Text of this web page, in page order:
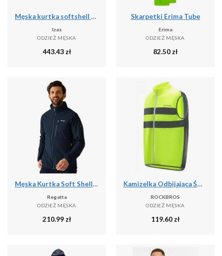
Męska kurtka softshell LANETTE M, wodoodporna, wiatroszczelna i termiczna z tech
Izas
ODZIEŻ MĘSKA
443.43zł
Skarpetki Erima Tube
Erima
ODZIEŻ MĘSKA
82.50zł
Męska Kurtka Soft Shell Mountdale
Regatta
ODZIEŻ MĘSKA
210.99zł
Kamizelka Odbijająca Światło z Poliestru Kurtka Bezpieczeństwa Nocna
ROCKBROS
ODZIEŻ MĘSKA
119.60zł